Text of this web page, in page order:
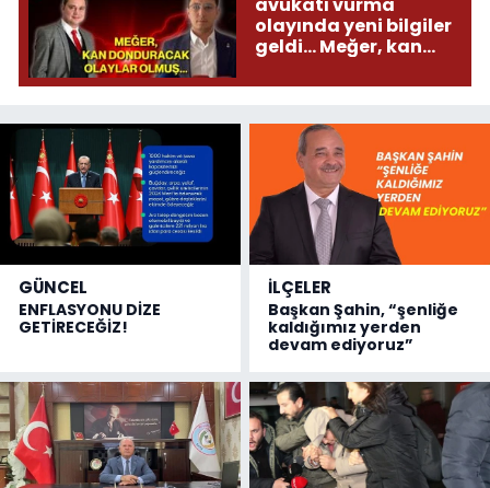
olayında yeni bilgiler
geldi... Meğer, kan
olmuş...
GÜNCEL
ENFLASYONU DİZE
GETİRECEĞİZ!
İLÇELER
Başkan Şahin, “şenliğe
kaldığımız yerden
devam ediyoruz”